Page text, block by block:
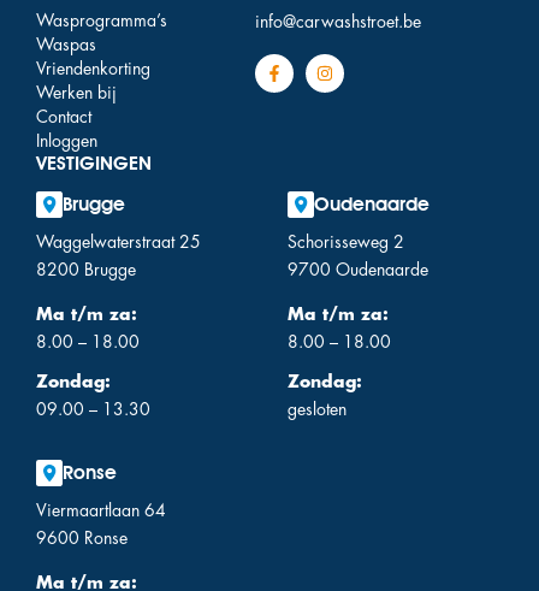
Wasprogramma’s
Waspas
Vriendenkorting
Werken bij
Contact
Inloggen
VESTIGINGEN
Brugge
Waggelwaterstraat 25
8200 Brugge
Ma t/m za:
8.00 – 18.00
Zondag:
09.00 – 13.30
Oudenaarde
Schorisseweg 2
9700 Oudenaarde
Ma t/m za:
8.00 – 18.00
Zondag:
gesloten
Ronse
Viermaartlaan 64
9600 Ronse
Ma t/m za:
info@carwashstroet.be